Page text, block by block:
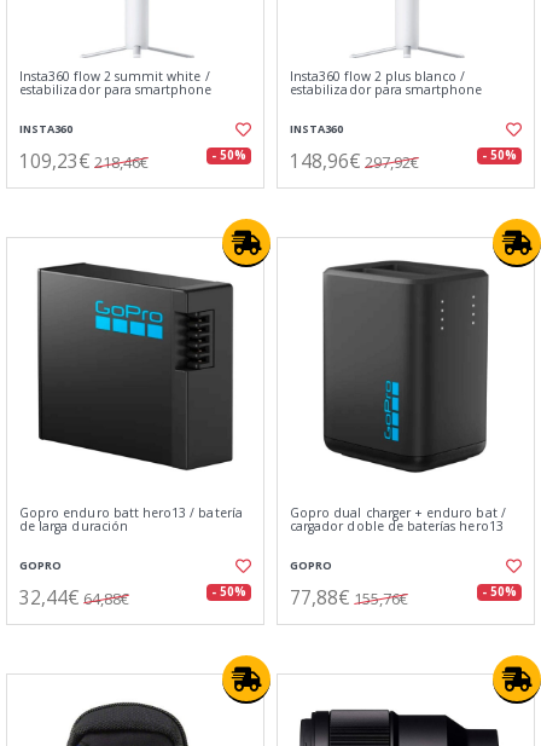
Insta360 flow 2 summit white /
estabilizador para smartphone
INSTA360
109,23€ 218,46€ - 50%
Insta360 flow 2 plus blanco /
estabilizador para smartphone
INSTA360
148,96€ 297,92€ - 50%
Gopro enduro batt hero13 / batería
de larga duración
GOPRO
32,44€ 64,88€ - 50%
Gopro dual charger + enduro bat /
cargador doble de baterías hero13
GOPRO
77,88€ 155,76€ - 50%